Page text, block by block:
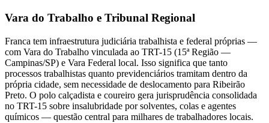
Vara do Trabalho e Tribunal Regional
Franca tem infraestrutura judiciária trabalhista e federal próprias —
com Vara do Trabalho vinculada ao TRT-15 (15ª Região —
Campinas/SP) e Vara Federal local. Isso significa que tanto
processos trabalhistas quanto previdenciários tramitam dentro da
própria cidade, sem necessidade de deslocamento para Ribeirão
Preto. O polo calçadista e coureiro gera jurisprudência consolidada
no TRT-15 sobre insalubridade por solventes, colas e agentes
químicos — questão central para milhares de trabalhadores locais.